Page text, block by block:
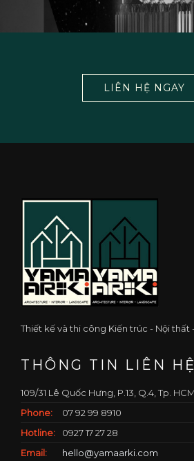
LIÊN HỆ NGAY
Thiết kế và thi công Kiến trúc - Nội thất
THÔNG TIN LIÊN HỆ
109/31 Lê Quốc Hưng, P.13, Q.4, Tp. HCM
Phone:
07 92 99 8910
Hotline:
0927 17 27 28
Email:
hello@yamaarki.com